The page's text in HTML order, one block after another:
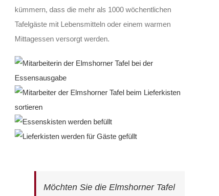
kümmern, dass die mehr als 1000 wöchentlichen
Tafelgäste mit Lebensmitteln oder einem warmen
Mittagessen versorgt werden.
Möchten Sie die Elmshorner Tafel